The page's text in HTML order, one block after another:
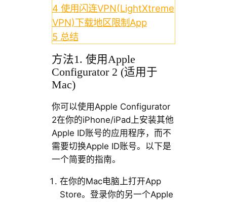
4 使用闪连VPN(LightXtreme
VPN)下载地区限制App
5 总结
方法1. 使用Apple
Configurator 2 (适用于
Mac)
你可以使用Apple Configurator
2在你的iPhone/iPad上安装其他
Apple ID账号的应用程序，而不
需要切换Apple ID账号。以下是
一个简要的指南。
在你的Mac电脑上打开App
Store。登录你的另一个Apple